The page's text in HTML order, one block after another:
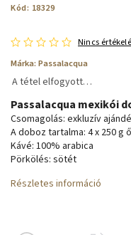
Kód: 18329
Nincs
Márka: Passalacqua
A tétel elfogyott…
Passalacqua mexikói
Csomagolás: exkluzív
A doboz tartalma: 4 x 250 g
Kávé: 100% arabica
Pörkölés: sötét
Részletes információ